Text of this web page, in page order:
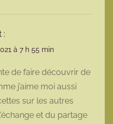
:
à 7 h 55 min
de faire découvrir de
j’aime moi aussi
sur les autres
et du partage